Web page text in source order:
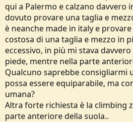
qui a Palermo e calzano davvero
dovuto provare una taglia e
è neanche made in italy e
costosa di una taglia e mezzo in
eccessivo, in più mi stava
piede, mentre nella parte
Qualcuno saprebbe consigliarmi
possa essere equiparabile, ma
umana?
Altra forte richiesta è la climbing
parte anteriore della suola..